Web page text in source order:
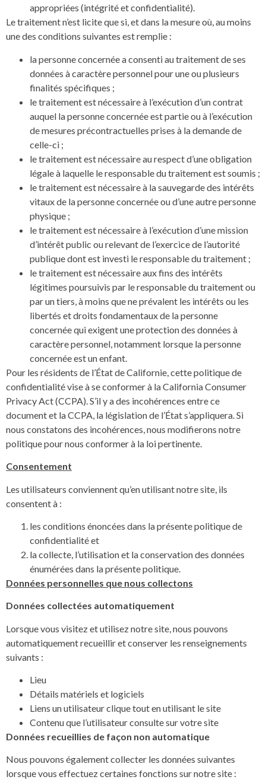
appropriées (intégrité et confidentialité).
Le traitement n’est licite que si, et dans la mesure où, au moins
une des conditions suivantes est remplie :
la personne concernée a consenti au traitement de ses
données à caractère personnel pour une ou plusieurs
finalités spécifiques ;
le traitement est nécessaire à l’exécution d’un contrat
auquel la personne concernée est partie ou à l’exécution
de mesures précontractuelles prises à la demande de
celle-ci ;
le traitement est nécessaire au respect d’une obligation
légale à laquelle le responsable du traitement est soumis ;
le traitement est nécessaire à la sauvegarde des intérêts
vitaux de la personne concernée ou d’une autre personne
physique ;
le traitement est nécessaire à l’exécution d’une mission
d’intérêt public ou relevant de l’exercice de l’autorité
publique dont est investi le responsable du traitement ;
le traitement est nécessaire aux fins des intérêts
légitimes poursuivis par le responsable du traitement ou
par un tiers, à moins que ne prévalent les intérêts ou les
libertés et droits fondamentaux de la personne
concernée qui exigent une protection des données à
caractère personnel, notamment lorsque la personne
concernée est un enfant.
Pour les résidents de l’État de Californie, cette politique de
confidentialité vise à se conformer à la California Consumer
Privacy Act (CCPA). S’il y a des incohérences entre ce
document et la CCPA, la législation de l’État s’appliquera. Si
nous constatons des incohérences, nous modifierons notre
politique pour nous conformer à la loi pertinente.
Consentement
Les utilisateurs conviennent qu’en utilisant notre site, ils
consentent à :
les conditions énoncées dans la présente politique de
confidentialité et
la collecte, l’utilisation et la conservation des données
énumérées dans la présente politique.
Données personnelles que nous collectons
Données collectées automatiquement
Lorsque vous visitez et utilisez notre site, nous pouvons
automatiquement recueillir et conserver les renseignements
suivants :
Lieu
Détails matériels et logiciels
Liens un utilisateur clique tout en utilisant le site
Contenu que l’utilisateur consulte sur votre site
Données recueillies de façon non automatique
Nous pouvons également collecter les données suivantes
lorsque vous effectuez certaines fonctions sur notre site :